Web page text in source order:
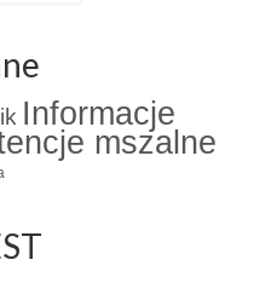
Informacje
mszalne